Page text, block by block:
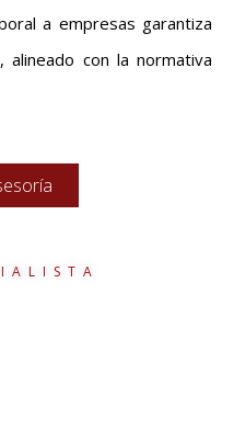
a empresas garantiza
con la normativa